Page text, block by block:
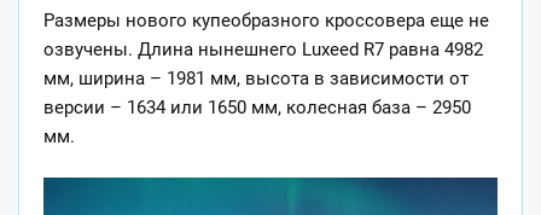
Размеры нового купеобразного кроссовера еще не
озвучены. Длина нынешнего Luxeed R7 равна 4982
мм, ширина – 1981 мм, высота в зависимости от
версии – 1634 или 1650 мм, колесная база – 2950
мм.